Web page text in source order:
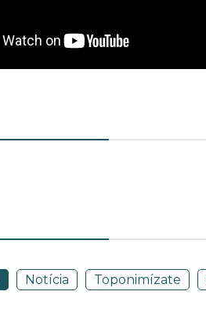
Notícia Toponimízate